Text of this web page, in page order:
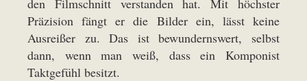
Präzision fängt er die Bilder ein, lässt keine
Ausreißer zu. Das ist bewundernswert, selbst
dann, wenn man weiß, dass ein Komponist
Taktgefühl besitzt.